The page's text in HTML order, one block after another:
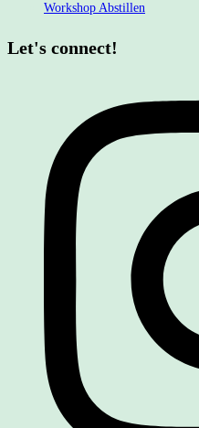
Workshop Abstillen
Let's connect!